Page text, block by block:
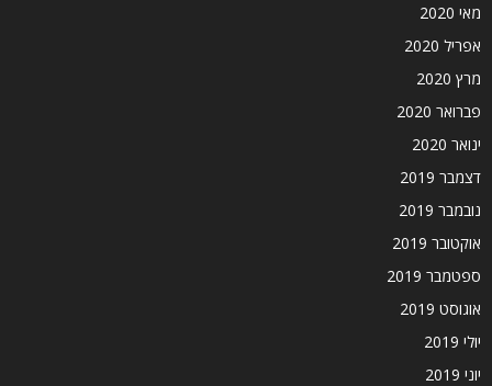
מאי 2020
אפריל 2020
מרץ 2020
פברואר 2020
ינואר 2020
דצמבר 2019
נובמבר 2019
אוקטובר 2019
ספטמבר 2019
אוגוסט 2019
יולי 2019
יוני 2019